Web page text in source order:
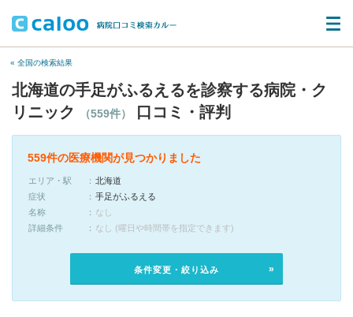
« 全国の検索結果
北海道の手足がふるえるを診察する病院・ク
リニック
（559件） 口コミ・評判
559件の医療機関が見つかりました
エリア・駅
北海道
症状
手足がふるえる
名称
なし
詳細条件
なし (曜日や時間帯を指定できます)
条件変更・絞り込み